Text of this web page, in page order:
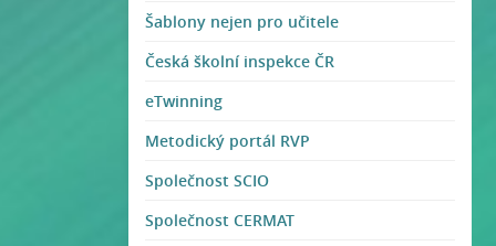
Šablony nejen pro učitele
Česká školní inspekce ČR
eTwinning
Metodický portál RVP
Společnost SCIO
Společnost CERMAT